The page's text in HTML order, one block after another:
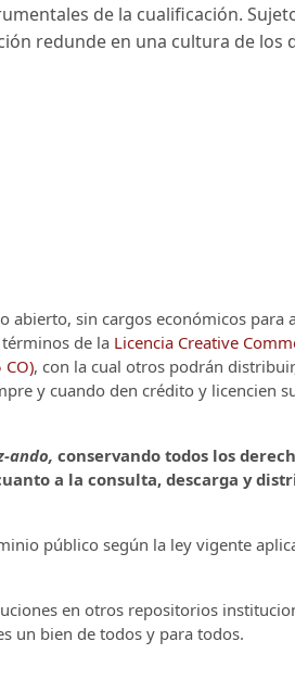
de la cualificación.
redunde en una cultura de los
abierto, sin cargos económicos para
de la Licencia Creative
, con la cual otros podrán
y cuando den crédito y licencien
ando, conservando todos los
a la consulta, descarga y
público según la ley vigente
en otros repositorios
un bien de todos y para todos.